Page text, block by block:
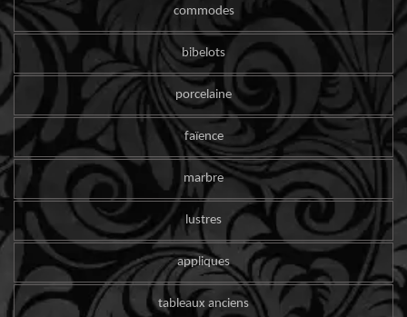
commodes
bibelots
porcelaine
faïence
marbre
lustres
appliques
tableaux anciens